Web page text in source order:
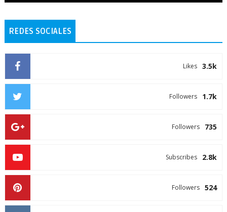
REDES SOCIALES
3.5k
Likes
1.7k
Followers
735
Followers
2.8k
Subscribes
524
Followers